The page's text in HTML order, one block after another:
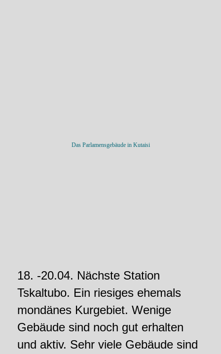
Das Parlamensgebäude in Kutaisi
18. -20.04. Nächste Station
Tskaltubo. Ein riesiges ehemals
mondänes Kurgebiet. Wenige
Gebäude sind noch gut erhalten
und aktiv. Sehr viele Gebäude sind